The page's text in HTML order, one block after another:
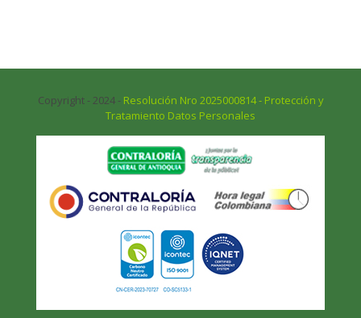
Copyright - 2024 - Resolución Nro 2025000814 - Protección y
Tratamiento Datos Personales